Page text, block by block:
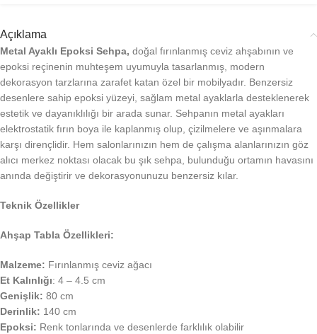
Açıklama
Metal Ayaklı Epoksi Sehpa, doğal fırınlanmış ceviz ahşabının ve
epoksi reçinenin muhteşem uyumuyla tasarlanmış, modern
dekorasyon tarzlarına zarafet katan özel bir mobilyadır. Benzersiz
desenlere sahip epoksi yüzeyi, sağlam metal ayaklarla desteklenerek
estetik ve dayanıklılığı bir arada sunar. Sehpanın metal ayakları
elektrostatik fırın boya ile kaplanmış olup, çizilmelere ve aşınmalara
karşı dirençlidir. Hem salonlarınızın hem de çalışma alanlarınızın göz
alıcı merkez noktası olacak bu şık sehpa, bulunduğu ortamın havasını
anında değiştirir ve dekorasyonunuzu benzersiz kılar.
Teknik Özellikler
Ahşap Tabla Özellikleri:
Malzeme: Fırınlanmış ceviz ağacı
Et Kalınlığı: 4 – 4.5 cm
Genişlik: 80 cm
Derinlik: 140 cm
Epoksi: Renk tonlarında ve desenlerde farklılık olabilir